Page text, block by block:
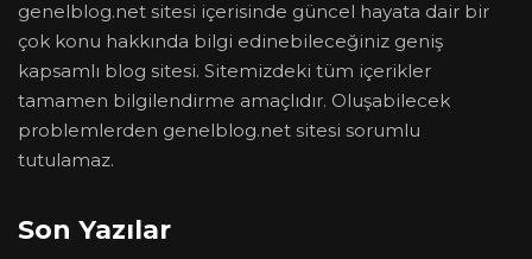
genelblog.net sitesi içerisinde güncel hayata dair bir
çok konu hakkında bilgi edinebileceğiniz geniş
kapsamlı blog sitesi. Sitemizdeki tüm içerikler
tamamen bilgilendirme amaçlıdır. Oluşabilecek
problemlerden genelblog.net sitesi sorumlu
tutulamaz.
Son Yazılar